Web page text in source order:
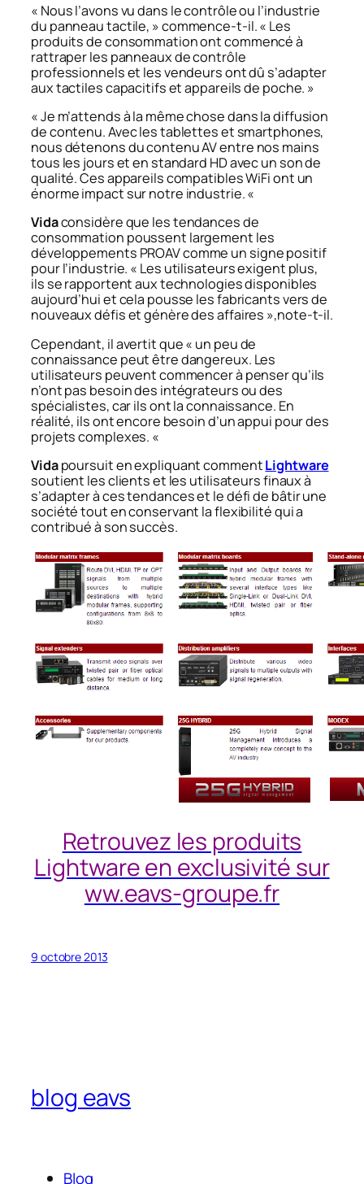
« Nous l’avons vu dans le contrôle ou l’industrie
du panneau tactile, »commence-t-il.« Les
produits de consommation ont commencé à
rattraper les panneaux de contrôle
professionnels et les vendeurs ont dû s’adapter
aux tactiles capacitifs et appareils de poche. »
« Je m’attends à la même chose dans la diffusion
de contenu. Avec les tablettes et smartphones,
nous détenons du contenu AV entre nos mains
tous les jours et en standard HD avec un son de
qualité. Ces appareils compatibles WiFi ont un
énorme impact sur notre industrie. «
Vidaconsidère que les tendances de
consommation poussent largement les
développements PROAV comme un signe positif
pour l’industrie. « Les utilisateurs exigent plus,
ils se rapportent aux technologies disponibles
aujourd’hui et cela pousse les fabricants vers de
nouveaux défis et génère des affaires »,note-t-il.
Cependant, il avertit que« un peu de
connaissance peut être dangereux. Les
utilisateurs peuvent commencer à penser qu’ils
n’ont pas besoin des intégrateurs ou des
spécialistes, car ils ont la connaissance. En
réalité, ils ont encore besoin d’un appui pour des
projets complexes. «
Vidapoursuit en expliquant commentLightware
soutient les clients et les utilisateurs finaux à
s’adapter à ces tendances et le défi de bâtir une
société tout en conservant la flexibilité qui a
contribué à son succès.
Retrouvez les produits
Lightware en exclusivité sur
ww.eavs-groupe.fr
9 octobre 2013
blog eavs
Blog